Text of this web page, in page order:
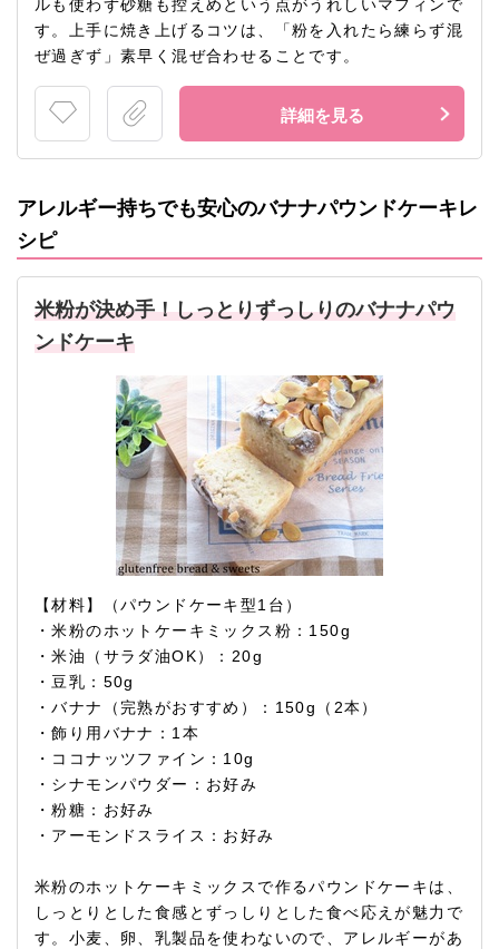
ルも使わず砂糖も控えめという点がうれしいマフィンで
す。上手に焼き上げるコツは、「粉を入れたら練らず混
ぜ過ぎず」素早く混ぜ合わせることです。
詳細を見る
アレルギー持ちでも安心のバナナパウンドケーキレ
シピ
米粉が決め手！しっとりずっしりのバナナパウ
ンドケーキ
【材料】（パウンドケーキ型1台）
・米粉のホットケーキミックス粉：150g
・米油（サラダ油OK）：20g
・豆乳：50g
・バナナ（完熟がおすすめ）：150g（2本）
・飾り用バナナ：1本
・ココナッツファイン：10g
・シナモンパウダー：お好み
・粉糖：お好み
・アーモンドスライス：お好み
米粉のホットケーキミックスで作るパウンドケーキは、
しっとりとした食感とずっしりとした食べ応えが魅力で
す。小麦、卵、乳製品を使わないので、アレルギーがあ